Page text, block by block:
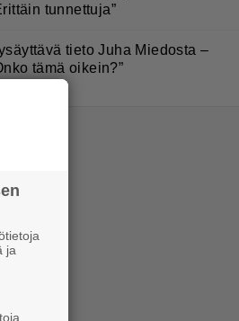
tunnettuja”
tieto Juha Miedosta –
tämä oikein?”
ja